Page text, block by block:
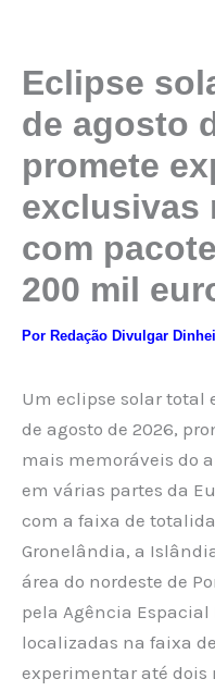
Eclipse
de agosto
promete
exclusivas
com
200 mil
Por Redação Divulgar
Um eclipse solar total
de agosto de 2026,
mais memoráveis do
em várias partes da
com a faixa de
Gronelândia, a
área do nordeste de
pela Agência Espacial
localizadas na faixa
experimentar até dois